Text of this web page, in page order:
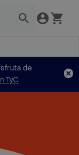
de
TyC